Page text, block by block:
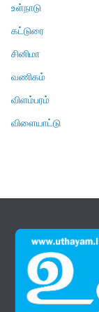
உள்நாடு
கட்டுரை
சினிமா
வணிகம்
விளம்பரம்
விளையாட்டு